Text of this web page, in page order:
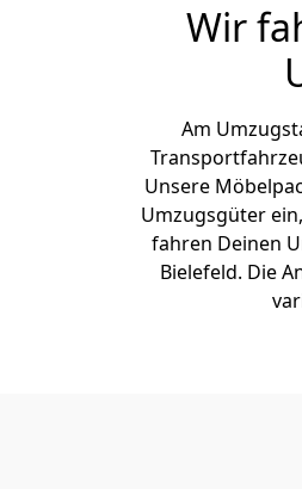
Wir
Am
Unsere
Umzugsgüter ein,
fahren Deinen
Bielefeld. Die